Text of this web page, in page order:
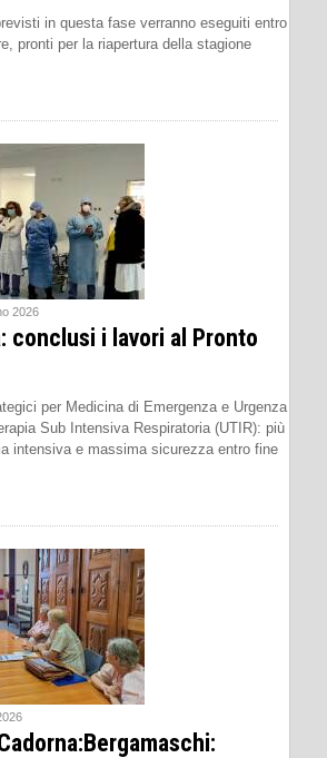
in questa fase verranno eseguiti entro
pronti per la riapertura della stagione
2026
conclusi i lavori al Pronto
per Medicina di Emergenza e Urgenza
Sub Intensiva Respiratoria (UTIR): più
intensiva e massima sicurezza entro fine